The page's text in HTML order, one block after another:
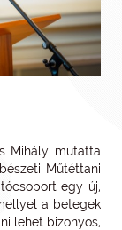
Mihály mutatta
Műtéttani
egy új,
a betegek
lehet bizonyos,